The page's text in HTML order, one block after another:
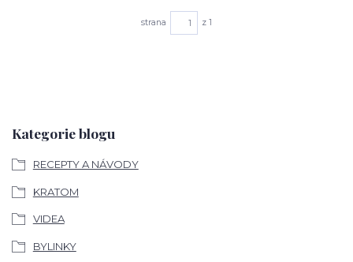
Kategorie blogu
RECEPTY A NÁVODY
KRATOM
VIDEA
BYLINKY
strana z 1